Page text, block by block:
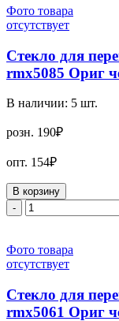
Фото товара
отсутствует
Стекло для
rmx5085 Ориг
В наличии: 5 шт.
розн. 190₽
опт. 154₽
В корзину
-
Фото товара
отсутствует
Стекло для
rmx5061 Ориг